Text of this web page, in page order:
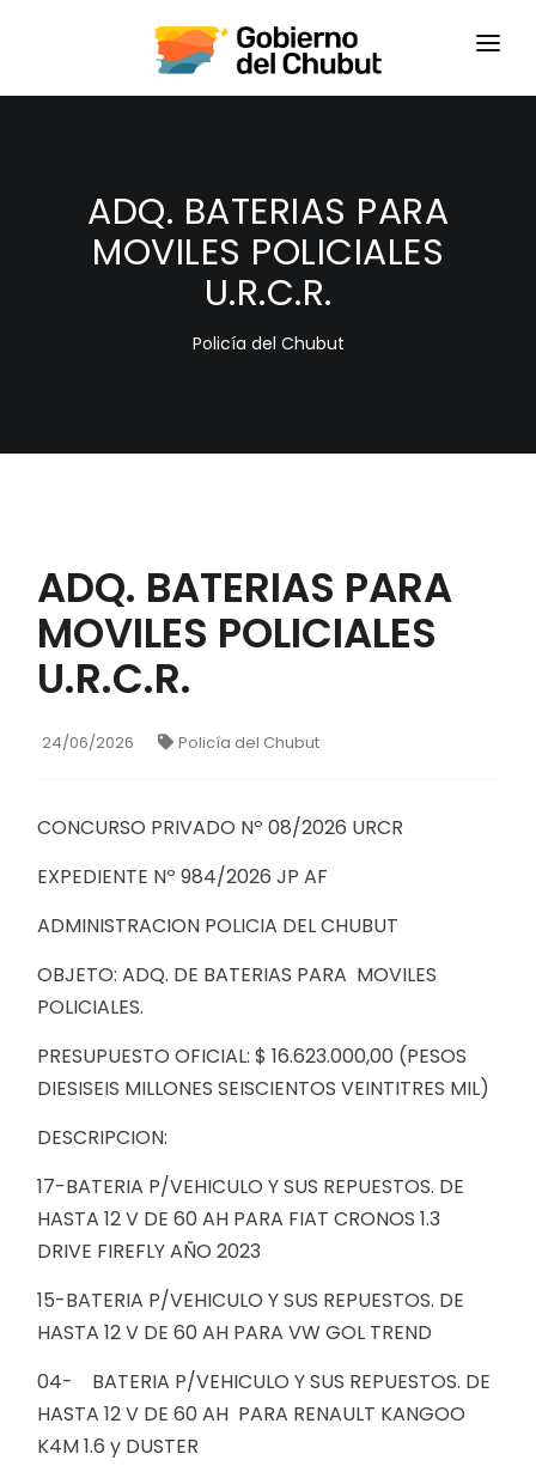
HOME
ADQ. BATERIAS PARA
MOVILES POLICIALES
U.R.C.R.
Policía del Chubut
ADQ. BATERIAS PARA
MOVILES POLICIALES
U.R.C.R.
24/06/2026 Policía del Chubut
CONCURSO PRIVADO Nº 08/2026 URCR
EXPEDIENTE Nº 984/2026 JP AF
ADMINISTRACION POLICIA DEL CHUBUT
OBJETO: ADQ. DE BATERIAS PARA MOVILES
POLICIALES.
PRESUPUESTO OFICIAL: $ 16.623.000,00 (PESOS
DIESISEIS MILLONES SEISCIENTOS VEINTITRES MIL)
DESCRIPCION:
17-BATERIA P/VEHICULO Y SUS REPUESTOS. DE
HASTA 12 V DE 60 AH PARA FIAT CRONOS 1.3
DRIVE FIREFLY AÑO 2023
15-BATERIA P/VEHICULO Y SUS REPUESTOS. DE
HASTA 12 V DE 60 AH PARA VW GOL TREND
04- BATERIA P/VEHICULO Y SUS REPUESTOS. DE
HASTA 12 V DE 60 AH PARA RENAULT KANGOO
K4M 1.6 y DUSTER